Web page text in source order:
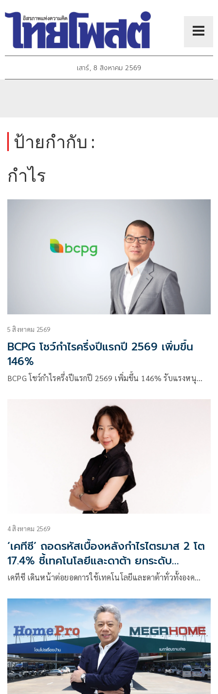
เสาร์, 8 สิงหาคม 2569
ป้ายกำกับ :
กำไร
5 สิงหาคม 2569
BCPG โชว์กำไรครึ่งปีแรกปี 2569 เพิ่มขึ้น
146%
BCPG โชว์กำไรครึ่งปีแรกปี 2569 เพิ่มขึ้น 146% รับแรงหนุ…
4 สิงหาคม 2569
‘เคทีซี’ ถอดรหัสเบื้องหลังกำไรไตรมาส 2 โต
17.4% ชี้เทคโนโลยีและดาต้า ยกระดับ
ประสิทธิภาพการดำเนินงาน หนุนการเติบโต
เคทีซี เดินหน้าต่อยอดการใช้เทคโนโลยีและดาต้าทั่วทั้งองค…